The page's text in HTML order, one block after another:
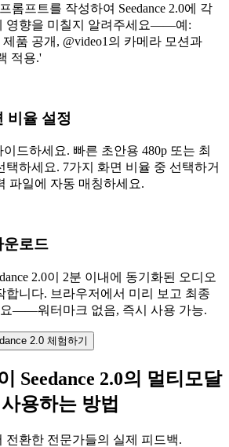
롬프트를 작성하여 Seedance 2.0에 각
영향을 미칠지 알려주세요——예:
제품 공개, @video1의 카메라 모션과
적용.'
비율 설정
드하세요. 빠른 초안용 480p 또는 최
택하세요. 7가지 화면 비율 중 선택하거
파일에 자동 매칭하세요.
운로드
2.0이 2분 이내에 동기화된 오디오
합니다. 브라우저에서 미리 보고 최종
——워터마크 없음, 즉시 사용 가능.
2.0 체험하기
Seedance 2.0의 멀티모달
용하는 방법
전환한 전문가들의 실제 피드백.